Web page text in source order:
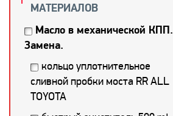
МАТЕРИАЛОВ
Масло в механической КПП.
Замена.
кольцо уплотнительное
сливной пробки моста RR ALL
TOYOTA